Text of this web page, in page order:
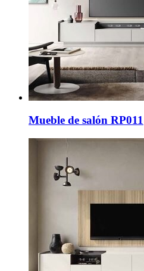
Mueble de salón RP011